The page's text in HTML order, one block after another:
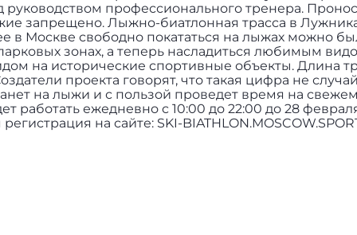
руководством профессионального тренера.
запрещено. Лыжно-биатлонная трасса в
в Москве свободно покататься на лыжах можно
зонах, а теперь насладиться любимым
на исторические спортивные объекты. Длина
проекта говорят, что такая цифра не
на лыжи и с пользой проведет время на
работать ежедневно с 10:00 до 22:00 до 28
на сайте: SKI-